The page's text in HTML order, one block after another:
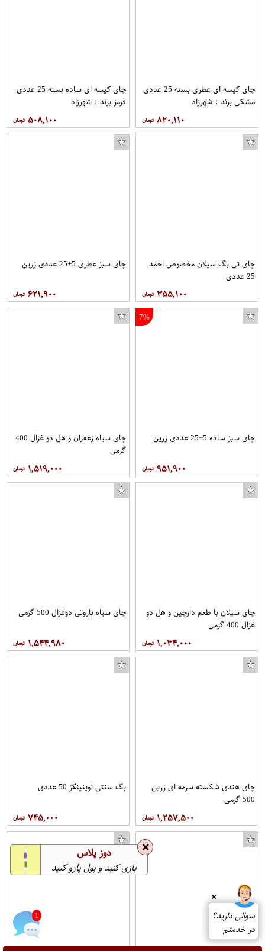
چای کیسه ای عطری بسته 25 عددی
مشکی برند : شهرزاد
۸۲۰,۱۱۰
چای کیسه ای ساده بسته 25 عددی
قرمز برند : شهرزاد
۵۰۸,۱۰۰
چای تی بگ سیلان مخصوص احمد
25 عددی
۳۵۵,۱۰۰
چای سبز عطری 5+25 عددی زرین
۶۲۱,۹۰۰
7%
چای سبز ساده 5+25 عددی زرین
۹۵۱,۹۰۰
چای سیاه زعفران و هل دو غزال 400
گرمی
۱,۵۱۹,۰۰۰
چای سیلان با طعم دارچین و هل دو
غزال 400 گرمی
۱,۰۳۴,۰۰۰
چای سیاه باروتی دوغزال 500 گرمی
۱,۵۴۴,۹۸۰
چای هندی شکسته سرمه ای زرین
500 گرمی
۱,۲۵۷,۵۰۰
بگ سنتی توینینگز 50 عددی
۷۴۵,۰۰۰
❌
سوالی دارید؟
در خدمتم
1
❌ دوز پلاس
بازی کنید و پول پارو کنید